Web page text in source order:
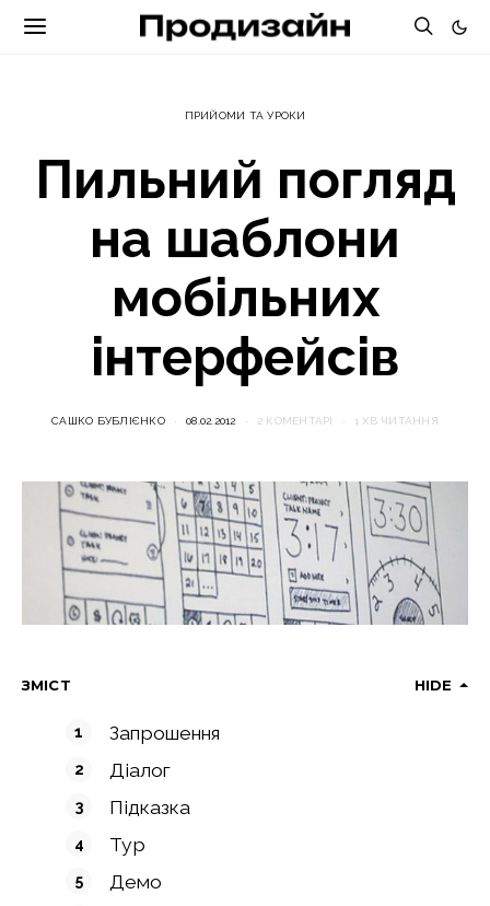
ПРИЙОМИ ТА УРОКИ
Пильний погляд
на шаблони
мобільних
інтерфейсів
САШКО БУБЛІЄНКО 08.02.2012 2 КОМЕНТАРІ 1 ХВ ЧИТАННЯ
ЗМІСТ HIDE
Запрошення
Діалог
Підказка
Тур
Демо